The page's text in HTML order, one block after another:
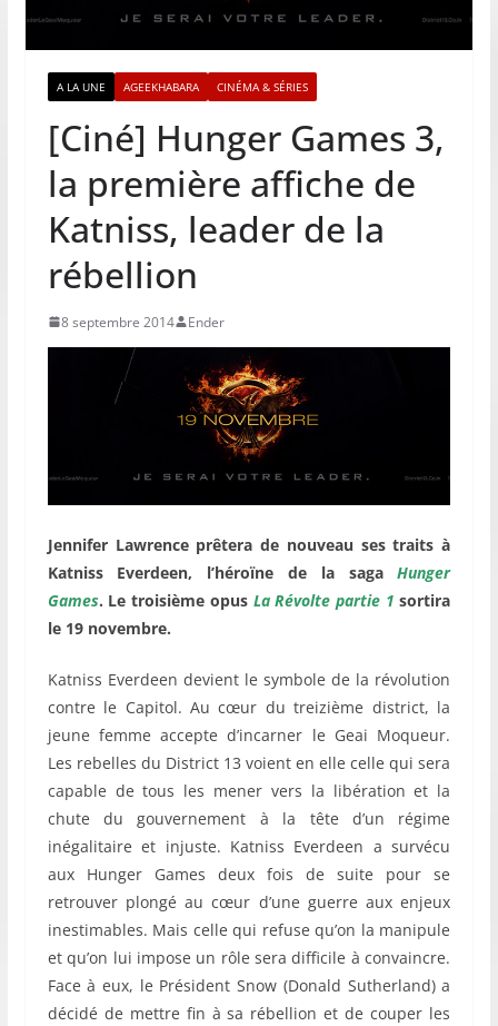
A LA UNE AGEEKHABARA CINÉMA & SÉRIES
[Ciné] Hunger Games 3,
la première affiche de
Katniss, leader de la
rébellion
8 septembre 2014 Ender
Jennifer Lawrence prêtera de nouveau ses traits à
Katniss Everdeen, l’héroïne de la sagaHunger
Games. Le troisième opus La Révolte partie 1 sortira
le 19 novembre.
Katniss Everdeen devient le symbole de la révolution
contre le Capitol. Au cœur du treizième district, la
jeune femme accepte d’incarner le Geai Moqueur.
Les rebelles du District 13 voient en elle celle qui sera
capable de tous les mener vers la libération et la
chute du gouvernement à la tête d’un régime
inégalitaire et injuste. Katniss Everdeen a survécu
aux Hunger Games deux fois de suite pour se
retrouver plongé au cœur d’une guerre aux enjeux
inestimables. Mais celle qui refuse qu’on la manipule
et qu’on lui impose un rôle sera difficile à convaincre.
Face à eux, le Président Snow (Donald Sutherland) a
décidé de mettre fin à sa rébellion et de couper les